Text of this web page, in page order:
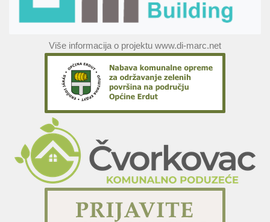
Više informacija o projektu www.di-marc.net